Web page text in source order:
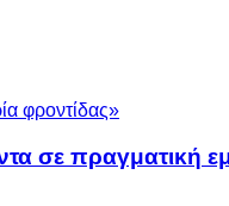
σε πραγματική